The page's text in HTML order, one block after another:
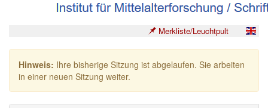
Merkliste/Leuchtpult
Hinweis: Ihre bisherige Sitzung ist abgelaufen. Sie arbeiten
in einer neuen Sitzung weiter.